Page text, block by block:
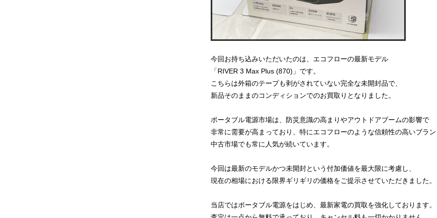
今回お持ち込みいただいたのは、エコフローの最新モデル
「RIVER 3 Max Plus (870)」です。
こちらは外箱のテープも剥がされていない完全な未開封品で、
新品そのままのコンディションでのお買取りとなりました。
ポータブル電源市場は、防災意識の高まりやアウトドアブームの影響で
非常に需要が高まっており、特にエコフローのような信頼性の高いブラ
中古市場でも常に人気が続いています。
今回は最新のモデルかつ未開封という付加価値を最大限に考慮し、
現在の相場における限界ギリギリの価格をご提示させていただきました。
当店ではポータブル電源をはじめ、最新家電の買取を強化しております。